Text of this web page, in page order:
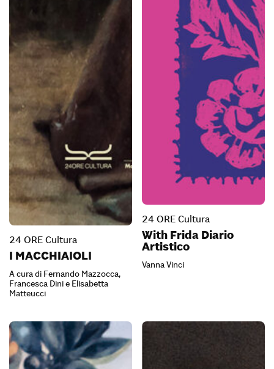
24 ORE Cultura
I MACCHIAIOLI
A cura di Fernando Mazzocca,
Francesca Dini e Elisabetta
Matteucci
24 ORE Cultura
With Frida Diario
Artistico
Vanna Vinci